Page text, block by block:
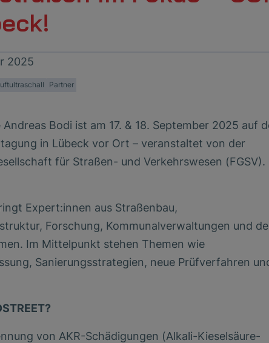
2025
Partner
Andreas Bodi ist am 17. & 18. September 2025 auf
in Lübeck vor Ort – veranstaltet von der
für Straßen- und Verkehrswesen (FGSV).
Expert:innen aus Straßenbau,
Forschung, Kommunalverwaltungen und
Im Mittelpunkt stehen Themen wie
Sanierungsstrategien, neue Prüfverfahren
von AKR-Schädigungen (Alkali-Kieselsäure-